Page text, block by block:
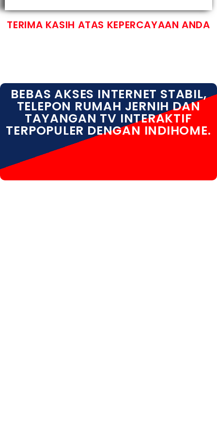
TERIMA KASIH ATAS KEPERCAYAAN ANDA
BEBAS AKSES INTERNET STABIL,
TELEPON RUMAH JERNIH DAN
TAYANGAN TV INTERAKTIF
TERPOPULER DENGAN INDIHOME.